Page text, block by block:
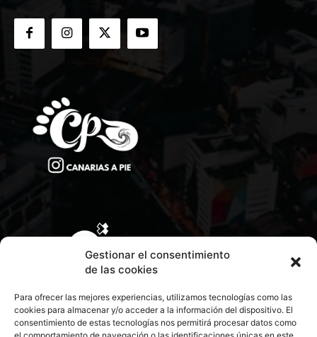
Gestionar el consentimiento
de las cookies
Para ofrecer las mejores experiencias, utilizamos tecnologías como las
cookies para almacenar y/o acceder a la información del dispositivo. El
consentimiento de estas tecnologías nos permitirá procesar datos como